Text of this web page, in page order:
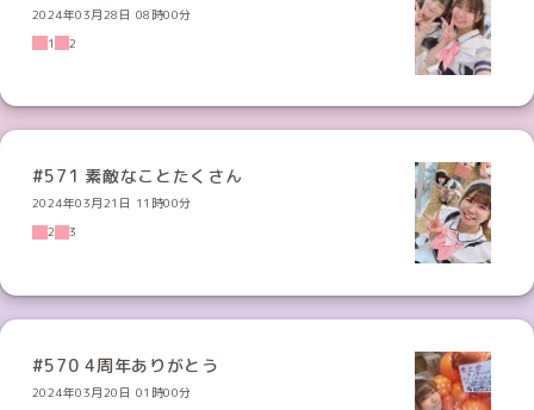
2024年03月28日 08時00分
1
2
#571 素敵なことたくさん
2024年03月21日 11時00分
2
3
#570 4周年ありがとう
2024年03月20日 01時00分